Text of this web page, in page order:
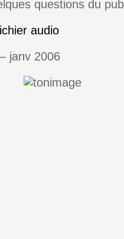
questions du
audio
janv 2006